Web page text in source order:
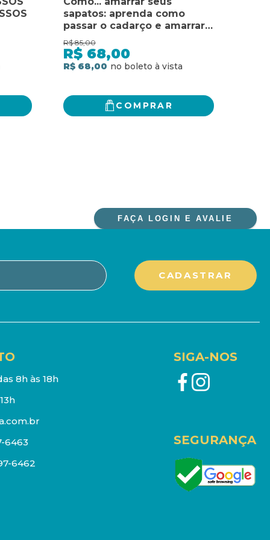
sapatos: aprenda como
passar o cadarço e amarrar
os seus sapatos
R$ 85,00
R$ 68,00
R$ 68,00
COMPRAR
FAÇA LOGIN E AVALIE
8h às 18h
6463
6462
SIGA-NOS
SEGURANÇA